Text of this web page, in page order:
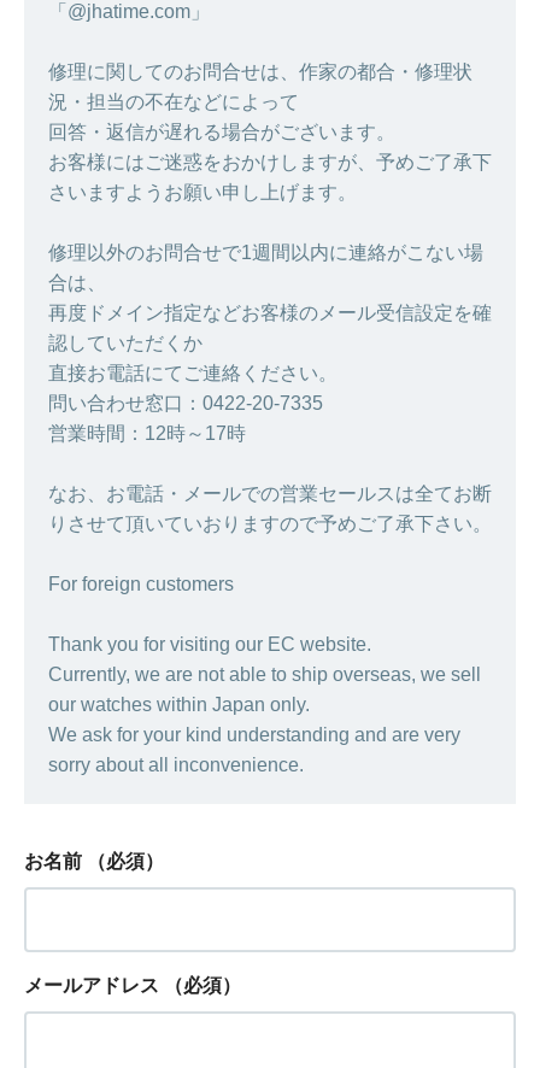
「@jhatime.com」
修理に関してのお問合せは、作家の都合・修理状
況・担当の不在などによって
回答・返信が遅れる場合がございます。
お客様にはご迷惑をおかけしますが、予めご了承下
さいますようお願い申し上げます。
修理以外のお問合せで1週間以内に連絡がこない場
合は、
再度ドメイン指定などお客様のメール受信設定を確
認していただくか
直接お電話にてご連絡ください。
問い合わせ窓口：0422-20-7335
営業時間：12時～17時
なお、お電話・メールでの営業セールスは全てお断
りさせて頂いていおりますので予めご了承下さい。
For foreign customers
Thank you for visiting our EC website.
Currently, we are not able to ship overseas, we sell
our watches within Japan only.
We ask for your kind understanding and are very
sorry about all inconvenience.
お名前 （必須）
メールアドレス （必須）